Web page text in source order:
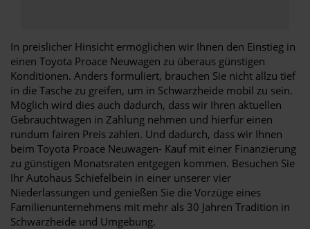
In preislicher Hinsicht ermöglichen wir Ihnen den Einstieg in
einen Toyota Proace Neuwagen zu überaus günstigen
Konditionen. Anders formuliert, brauchen Sie nicht allzu tief
in die Tasche zu greifen, um in Schwarzheide mobil zu sein.
Möglich wird dies auch dadurch, dass wir Ihren aktuellen
Gebrauchtwagen in Zahlung nehmen und hierfür einen
rundum fairen Preis zahlen. Und dadurch, dass wir Ihnen
beim Toyota Proace Neuwagen- Kauf mit einer Finanzierung
zu günstigen Monatsraten entgegen kommen. Besuchen Sie
Ihr Autohaus Schiefelbein in einer unserer vier
Niederlassungen und genießen Sie die Vorzüge eines
Familienunternehmens mit mehr als 30 Jahren Tradition in
Schwarzheide und Umgebung.